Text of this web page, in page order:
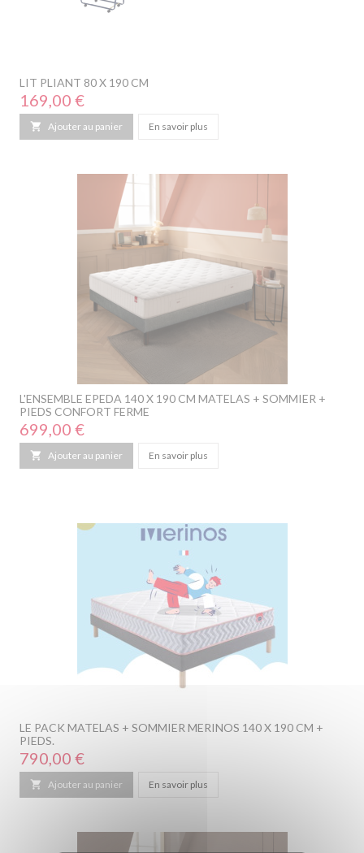
LIT PLIANT 80 X 190 CM
Prix
169,00 €
 Ajouter au panier En savoir plus
L'ENSEMBLE EPEDA 140 X 190 CM MATELAS + SOMMIER +
PIEDS CONFORT FERME
Prix
699,00 €
 Ajouter au panier En savoir plus
LE PACK MATELAS + SOMMIER MERINOS 140 X 190 CM +
PIEDS.
Prix
790,00 €
 Ajouter au panier En savoir plus